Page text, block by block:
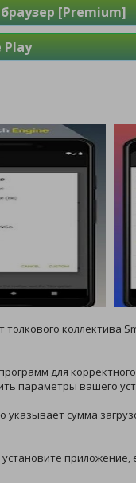
[Premium]
Play
толкового коллектива
для
параметры вашего
сумма
приложение,